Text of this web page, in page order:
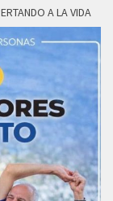
A LA VIDA